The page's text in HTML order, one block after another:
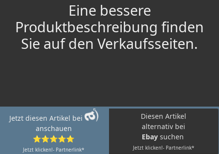
Eine bessere
Produktbeschreibung finden
Sie auf den Verkaufsseiten.
Jetzt diesen Artikel bei
anschauen
⭐⭐⭐⭐⭐
Jetzt klicken!- Partnerlink*
Diesen Artikel
alternativ bei
Ebay suchen
Jetzt klicken!- Partnerlink*